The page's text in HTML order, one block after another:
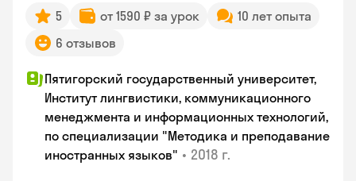
5 от 1590 ₽ за урок
10 лет опыта
6 отзывов
Пятигорский государственный университет,
Институт лингвистики, коммуникационного
менеджмента и информационных технологий,
по специализации "Методика и преподавание
иностранных языков" • 2018 г.